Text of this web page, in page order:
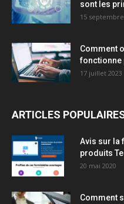
sont les
15 septembre
Comment
fonctionne
17 juillet 2023
ARTICLES
Avis sur la
produits
20 mai 2020
Comment